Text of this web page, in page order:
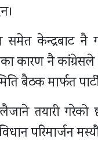
केन्द्रबाट नै
कारण नै कांग्रेसले
बैठक मार्फत
तयारी गरेको
परिमार्जन